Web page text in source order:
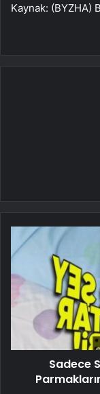
Kaynak: (BYZHA)
Sadece